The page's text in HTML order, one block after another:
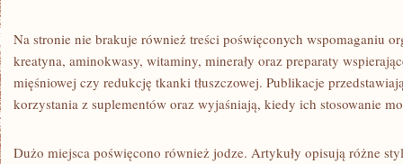
Na stronie nie brakuje również treści poświęconych wspomaganiu
kreatyna, aminokwasy, witaminy, minerały oraz preparaty
mięśniowej czy redukcję tkanki tłuszczowej. Publikacje
korzystania z suplementów oraz wyjaśniają, kiedy ich stosowanie
Dużo miejsca poświęcono również jodze. Artykuły opisują różne